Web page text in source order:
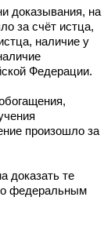
доказывания, на
за счёт истца,
наличие у
Федерации.
произошло за
доказать те
федеральным